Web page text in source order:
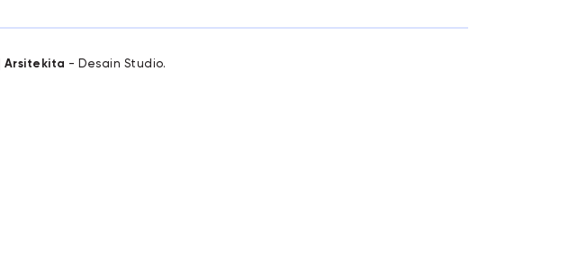
Arsitekita - Desain Studio.